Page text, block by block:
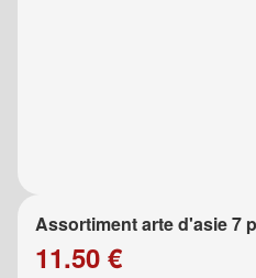
Assortiment arte d'asie 7
11.50 €